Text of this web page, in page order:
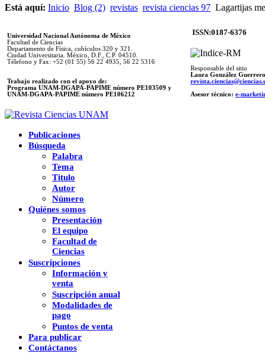
Está aquí: Inicio Blog (2) revistas revista ciencias 97 Lagartijas
Universidad Nacional Autónoma de México
Facultad de Ciencias
Departamento de Física, cubículos 320 y 321.
Ciudad Universitaria. México, D.F., C.P. 04510.
Télefono y Fax: +52 (01 55) 56 22 4935, 56 22 5316
Trabajo realizado con el apoyo de:
Programa UNAM-DGAPA-PAPIME número PE103509 y
UNAM-DGAPA-PAPIME número PE106212
ISSN:0187-6376
Responsable del sitio
Laura González Guerrero
Asesor técnico: e-
Publicaciones
Búsqueda
Palabra
Tema
Titulo
Autor
Número
Quiénes somos
Presentación
El equipo
Facultad de
Ciencias
Suscripciones
Información y
venta
Suscripción anual
Modalidades de
pago
Puntos de venta
Para publicar
Contáctanos